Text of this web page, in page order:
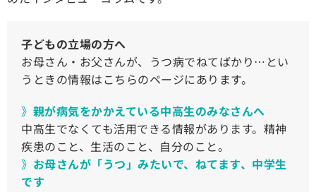
子どもの立場の方へ
お母さん・お父さんが、うつ病でねてばかり…とい
うときの情報はこちらのページにあります。
》 親が病気をかかえている中高生のみなさんへ
中高生でなくても活用できる情報があります。精神
疾患のこと、生活のこと、自分のこと。
》 お母さんが「うつ」みたいで、ねてます、中学生
です